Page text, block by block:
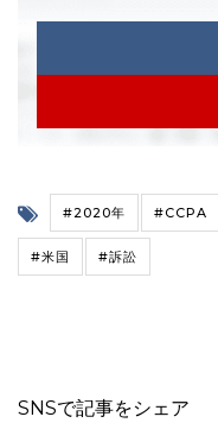
#2020年 #CCPA
#米国 #訴訟
SNSで記事をシェア